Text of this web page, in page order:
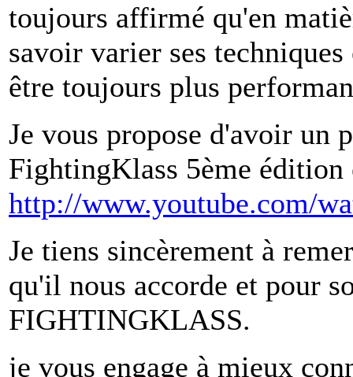
toujours affirmé qu'en
savoir varier ses
être toujours plus
Je vous propose d'avoir un
FightingKlass 5ème
http://www.youtube.com/
Je tiens sincèrement à
qu'il nous accorde et pour
FIGHTINGKLASS.
je vous engage à mieux